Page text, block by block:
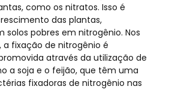
como os nitratos. Isso é
das plantas,
solos pobres em nitrogênio. Nos
a fixação de nitrogênio é
através da utilização de
a soja e o feijão, que têm uma
fixadoras de nitrogênio nas